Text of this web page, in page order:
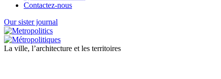
Contactez-nous
Our sister journal
La ville, l’architecture et les territoires